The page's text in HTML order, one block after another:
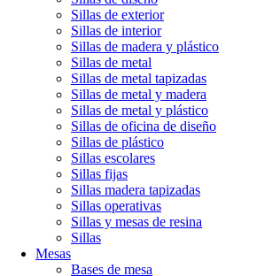
Sillas de exterior
Sillas de interior
Sillas de madera y plástico
Sillas de metal
Sillas de metal tapizadas
Sillas de metal y madera
Sillas de metal y plástico
Sillas de oficina de diseño
Sillas de plástico
Sillas escolares
Sillas fijas
Sillas madera tapizadas
Sillas operativas
Sillas y mesas de resina
Sillas
Mesas
Bases de mesa